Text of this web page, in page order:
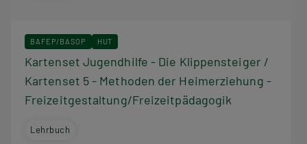
BAFEP/BASOP HUT
Kartenset Jugendhilfe - Die Klippensteiger /
Kartenset 5 - Methoden der Heimerziehung -
Freizeitgestaltung/Freizeitpädagogik
Lehrbuch